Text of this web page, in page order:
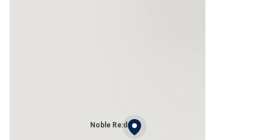
Noble Re:d